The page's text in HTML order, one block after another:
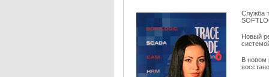
Служба
Новый
В новом